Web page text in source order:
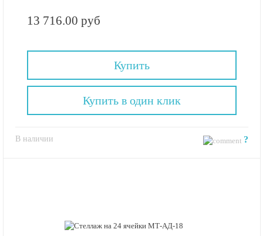
13 716.00 руб
Купить
В наличии ?
Купить в один клик